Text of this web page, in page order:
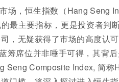
场，恒生指数（Hang Seng
最主要指标，更是投资者判
，无疑获得了市场的高度认
筹席位并非唾手可得，其背
Seng Composite Index, 简